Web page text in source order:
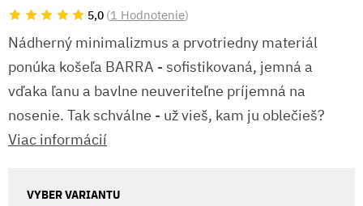
5,0 (1 Hodnotenie)
Nádherný minimalizmus a prvotriedny materiál
ponúka košeľa BARRA - sofistikovaná, jemná a
vďaka ľanu a bavlne neuveriteľne príjemná na
nosenie. Tak schválne - už vieš, kam ju oblečieš?
Viac informácií
VYBER VARIANTU